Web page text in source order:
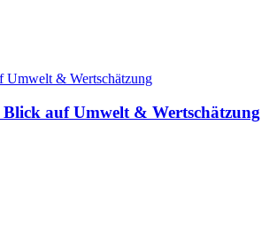
auf Umwelt & Wertschätzung